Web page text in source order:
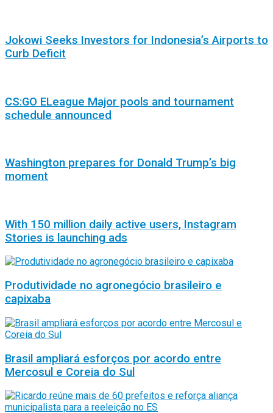
Jokowi Seeks Investors for Indonesia’s Airports to
Curb Deficit
CS:GO ELeague Major pools and tournament
schedule announced
Washington prepares for Donald Trump’s big
moment
With 150 million daily active users, Instagram
Stories is launching ads
Produtividade no agronegócio brasileiro e
capixaba
Brasil ampliará esforços por acordo entre
Mercosul e Coreia do Sul